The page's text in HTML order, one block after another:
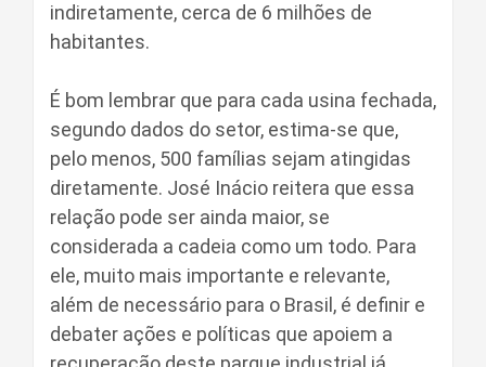
indiretamente, cerca de 6 milhões de
habitantes.
É bom lembrar que para cada usina fechada,
segundo dados do setor, estima-se que,
pelo menos, 500 famílias sejam atingidas
diretamente. José Inácio reitera que essa
relação pode ser ainda maior, se
considerada a cadeia como um todo. Para
ele, muito mais importante e relevante,
além de necessário para o Brasil, é definir e
debater ações e políticas que apoiem a